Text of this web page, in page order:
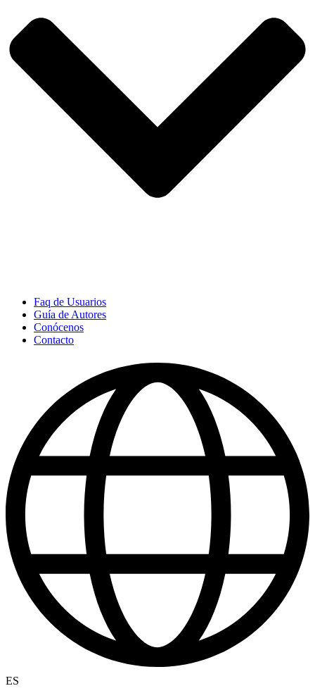
Faq de Usuarios
Guía de Autores
Conócenos
Contacto
ES